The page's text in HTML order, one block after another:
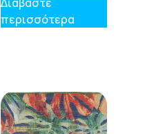
περισσότερα